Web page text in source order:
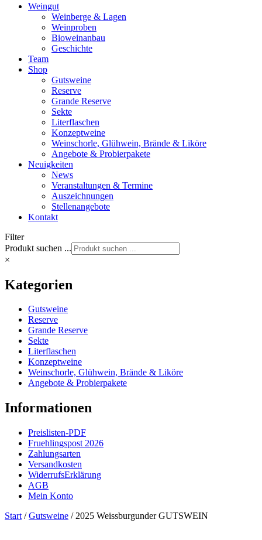
Weingut
Weinberge & Lagen
Weinproben
Bioweinanbau
Geschichte
Team
Shop
Gutsweine
Reserve
Grande Reserve
Sekte
Literflaschen
Konzeptweine
Weinschorle, Glühwein, Brände & Liköre
Angebote & Probierpakete
Neuigkeiten
News
Veranstaltungen & Termine
Auszeichnungen
Stellenangebote
Kontakt
Filter
Produkt suchen ...
×
Kategorien
Gutsweine
Reserve
Grande Reserve
Sekte
Literflaschen
Konzeptweine
Weinschorle, Glühwein, Brände & Liköre
Angebote & Probierpakete
Informationen
Preislisten-PDF
Fruehlingspost 2026
Zahlungsarten
Versandkosten
WiderrufsErklärung
AGB
Mein Konto
Start /Gutsweine / 2025 Weissburgunder GUTSWEIN